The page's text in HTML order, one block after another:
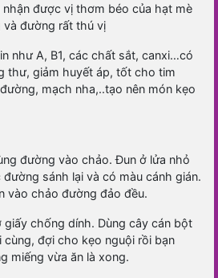
nhận được vị thơm béo của hạt mè
đường rất thú vị
như A, B1, các chất sắt, canxi…có
thư, giảm huyết áp, tốt cho tim
mạch nha,..tạo nên món kẹo
đường vào chảo. Đun ở lửa nhỏ
sánh lại và có màu cánh gián.
vào chảo đường đảo đều.
chống dính. Dùng cây cán bột
cùng, đợi cho kẹo nguội rồi bạn
miếng vừa ăn là xong.